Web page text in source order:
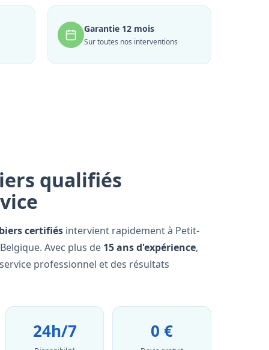
Garantie 12 mois
Sur toutes nos interventions
qualifiés
certifiés intervient rapidement à Petit-
Avec plus de 15 ans d'expérience,
professionnel et des résultats
24h/7 0 €